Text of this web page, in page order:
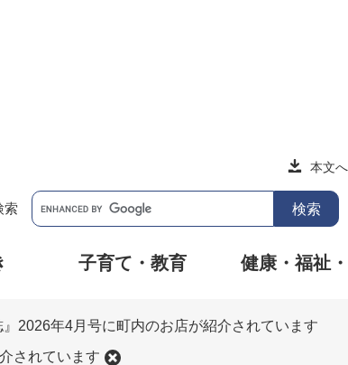
本文へ
索
子育て・教育 健康・福祉
』2026年4月号に町内のお店が紹介されています
されています